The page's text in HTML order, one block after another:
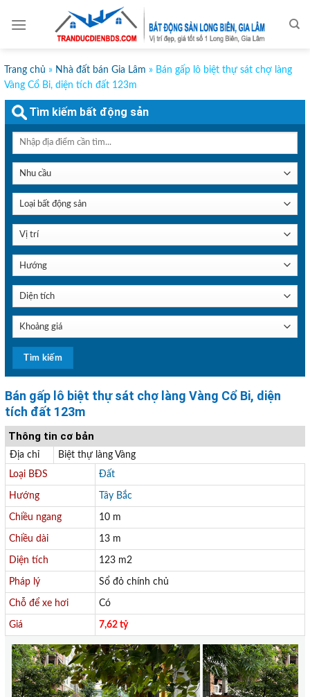
Trang chủ » Nhà đất bán Gia Lâm » Bán gấp lô biệt thự sát chợ làng
Vàng Cổ Bi, diện tích đất 123m
Bán gấp lô biệt thự sát chợ làng Vàng Cổ Bi, diện
tích đất 123m
Thông tin cơ bản
Địa chỉ
Biệt thự làng Vàng
Loại BĐS
Đất
Hướng Tây Bắc
Chiều ngang 10 m
Chiều dài 13 m
Diện tích 123 m2
Pháp lý Sổ đỏ chính chủ
Chỗ để xe hơi Có
Giá 7,62 tỷ
Tìm kiếm bất động sản